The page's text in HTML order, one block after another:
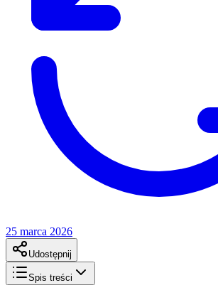
25 marca 2026
Udostępnij
Spis treści